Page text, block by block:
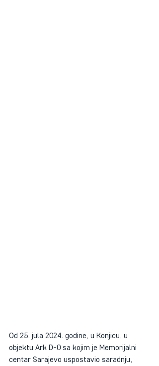
Od 25. jula 2024. godine, u Konjicu, u
objektu Ark D-0 sa kojim je Memorijalni
centar Sarajevo uspostavio saradnju,